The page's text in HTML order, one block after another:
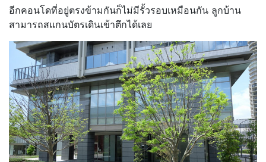
อีกคอนโดที่อยู่ตรงข้ามกันก็ไม่มีรั้วรอบเหมือนกัน ลูกบ้าน
สามารถสแกนบัตรเดินเข้าตึกได้เลย